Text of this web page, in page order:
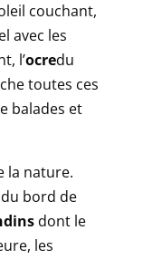
couchant,
avec les
l’ocredu
toutes ces
balades et
la nature.
du bord de
dont le
les